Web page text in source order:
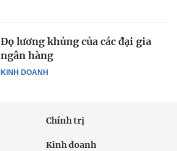
KINH DOANH
Đọ lương khủng của các đại gia
ngân hàng
Chính trị
Kinh doanh